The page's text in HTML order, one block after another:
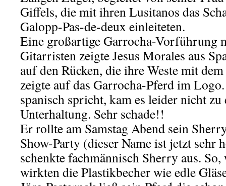
Giffels, die mit ihren Lusitanos das
Galopp-Pas-de-deux einleiteten.
Eine großartige Garrocha-Vorführung
Gitarristen zeigte Jesus Morales aus
auf den Rücken, die ihre Weste mit
zeigte auf das Garrocha-Pferd im
spanisch spricht, kam es leider nicht zu
Unterhaltung. Sehr schade!!
Er rollte am Samstag Abend sein
Show-Party (dieser Name ist jetzt
schenkte fachmännisch Sherry aus. So,
wirkten die Plastikbecher wie edle